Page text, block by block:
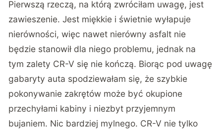
Pierwszą rzeczą, na którą zwróciłam uwagę, jest
zawieszenie. Jest miękkie i świetnie wyłapuje
nierówności, więc nawet nierówny asfalt nie
będzie stanowił dla niego problemu, jednak na
tym zalety CR-V się nie kończą. Biorąc pod uwagę
gabaryty auta spodziewałam się, że szybkie
pokonywanie zakrętów może być okupione
przechyłami kabiny i niezbyt przyjemnym
bujaniem. Nic bardziej mylnego. CR-V nie tylko